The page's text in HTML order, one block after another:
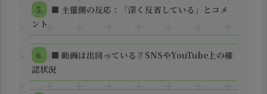
■ 主催側の反応：「深く反省している」とコメ
ント
■ 動画は出回っている？SNSやYouTube上の確
認状況